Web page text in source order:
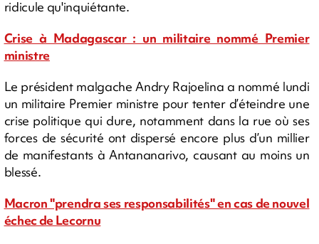
ridicule qu'inquiétante.
Crise à Madagascar : un militaire nommé Premier
ministre
Le président malgache Andry Rajoelina a nommé lundi
un militaire Premier ministre pour tenter d’éteindre une
crise politique qui dure, notamment dans la rue où ses
forces de sécurité ont dispersé encore plus d’un millier
de manifestants à Antananarivo, causant au moins un
blessé.
Macron "prendra ses responsabilités" en cas de nouvel
échec de Lecornu